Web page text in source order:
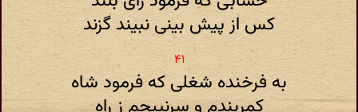
کس از پیش بینی نبیند گزند
به فرخنده شغلی که فرمود شاه